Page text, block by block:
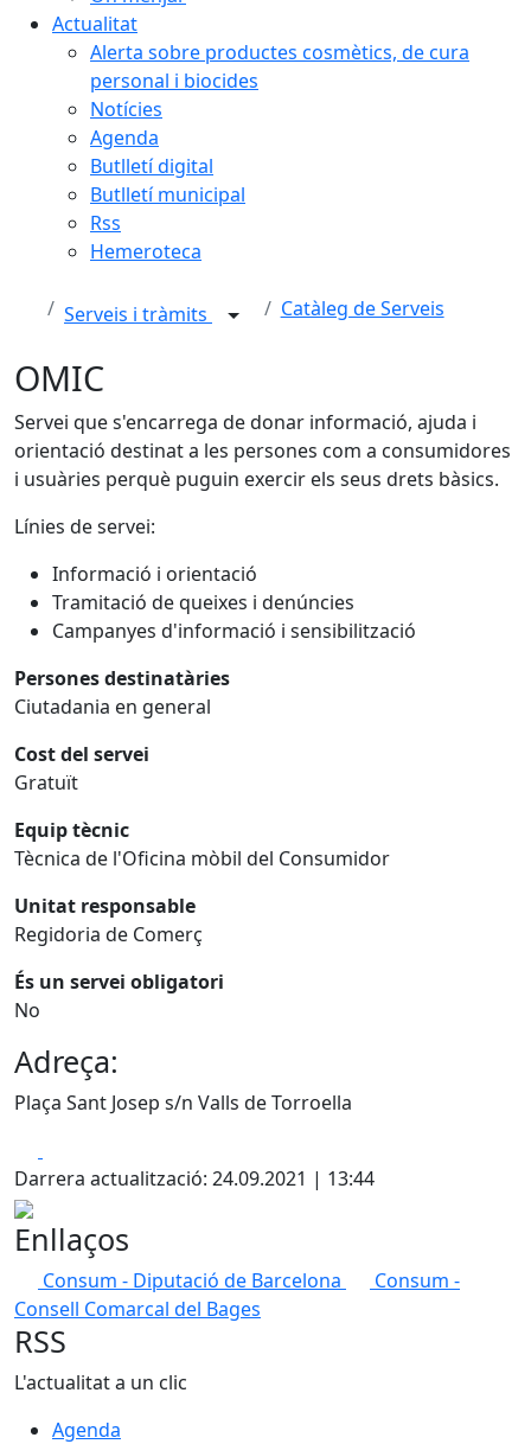
Actualitat
Alerta sobre productes cosmètics, de cura
personal i biocides
Notícies
Agenda
Butlletí digital
Butlletí municipal
Rss
Hemeroteca
Serveis i tràmits Catàleg de Serveis
OMIC
Servei que s'encarrega de donar informació, ajuda i
orientació destinat a les persones com a consumidores
i usuàries perquè puguin exercir els seus drets bàsics.
Línies de servei:
Informació i orientació
Tramitació de queixes i denúncies
Campanyes d'informació i sensibilització
Persones destinatàries
Ciutadania en general
Cost del servei
Gratuït
Equip tècnic
Tècnica de l'Oficina mòbil del Consumidor
Unitat responsable
Regidoria de Comerç
És un servei obligatori
No
Adreça:
Plaça Sant Josep s/n Valls de Torroella
Darrera actualització: 24.09.2021 | 13:44
Enllaços
Consum - Diputació de Barcelona
Consum -
Consell Comarcal del Bages
RSS
L'actualitat a un clic
Agenda